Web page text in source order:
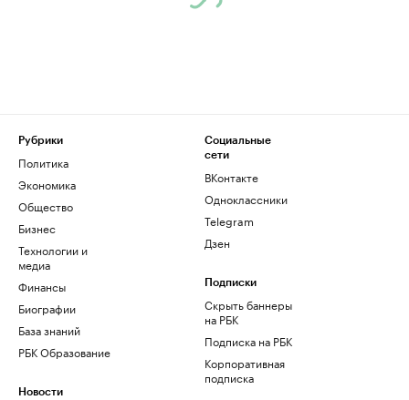
Рубрики
Политика
Экономика
Общество
Бизнес
Технологии и
медиа
Финансы
Биографии
База знаний
РБК Образование
Новости
Социальные
сети
ВКонтакте
Одноклассники
Telegram
Дзен
Подписки
Скрыть баннеры
на РБК
Подписка на РБК
Корпоративная
подписка